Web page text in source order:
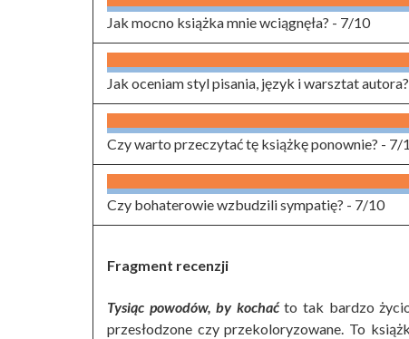
Jak mocno książka mnie wciągnęła? - 7/10
Jak oceniam styl pisania, język i warsztat
Czy warto przeczytać tę książkę ponownie? - 7/
Czy bohaterowie wzbudzili sympatię? - 7/10
Fragment recenzji
Tysiąc powodów, by kochaćto tak bardzo
przesłodzone czy przekoloryzowane. To